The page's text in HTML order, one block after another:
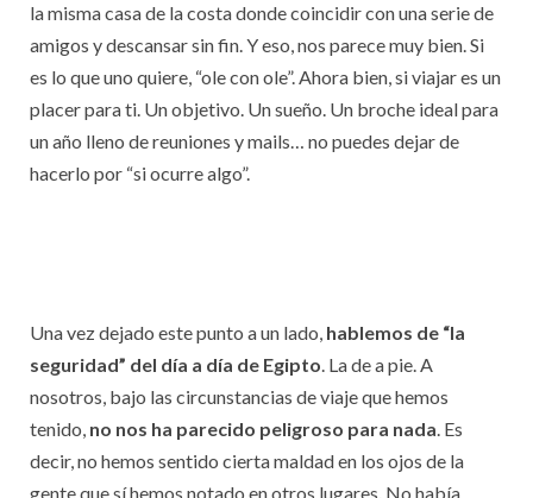
la misma casa de la costa donde coincidir con una serie de
amigos y descansar sin fin. Y eso, nos parece muy bien. Si
es lo que uno quiere, “ole con ole”. Ahora bien, si viajar es un
placer para ti. Un objetivo. Un sueño. Un broche ideal para
un año lleno de reuniones y mails… no puedes dejar de
hacerlo por “si ocurre algo”.
Una vez dejado este punto a un lado, hablemos de “la
seguridad” del día a día de Egipto. La de a pie. A
nosotros, bajo las circunstancias de viaje que hemos
tenido, no nos ha parecido peligroso para nada. Es
decir, no hemos sentido cierta maldad en los ojos de la
gente que sí hemos notado en otros lugares. No había